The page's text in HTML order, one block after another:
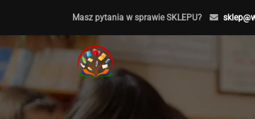
Masz pytania w sprawie SKLEPU?